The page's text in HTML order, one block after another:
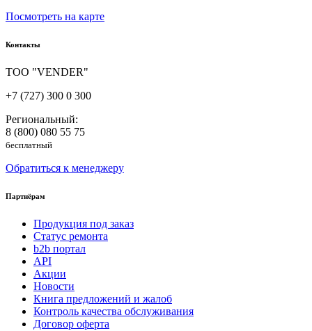
Посмотреть на карте
Контакты
ТОО "VENDER"
+7 (727) 300 0 300
Региональный:
8 (800) 080 55 75
бесплатный
Обратиться к менеджеру
Партнёрам
Продукция под заказ
Статус ремонта
b2b портал
API
Акции
Новости
Книга предложений и жалоб
Контроль качества обслуживания
Договор оферта